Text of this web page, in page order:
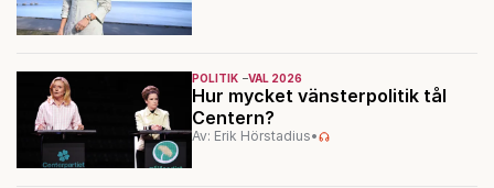
POLITIK VAL 2026
Hur mycket vänsterpolitik tål
Centern?
Av: Erik Hörstadius•